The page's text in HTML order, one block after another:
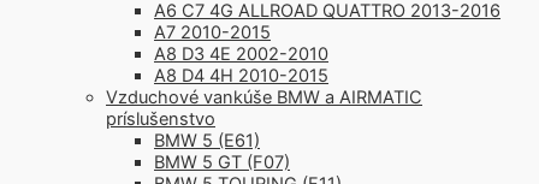
A6 C7 4G ALLROAD QUATTRO 2013-2016
A7 2010-2015
A8 D3 4E 2002-2010
A8 D4 4H 2010-2015
Vzduchové vankúše BMW a AIRMATIC
príslušenstvo
BMW 5 (E61)
BMW 5 GT (F07)